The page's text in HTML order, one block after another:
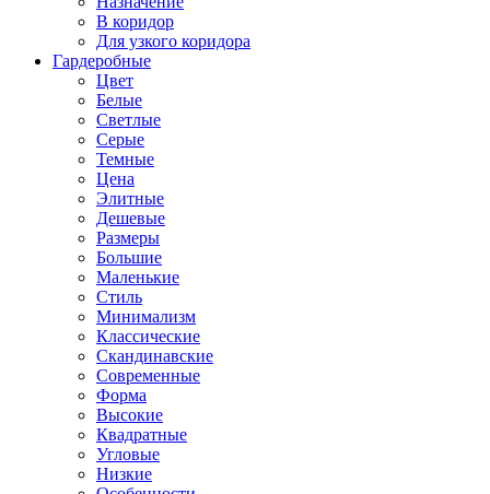
В коридор
Для узкого коридора
Гардеробные
Цвет
Белые
Светлые
Серые
Темные
Цена
Элитные
Дешевые
Размеры
Большие
Маленькие
Стиль
Минимализм
Классические
Скандинавские
Современные
Форма
Высокие
Квадратные
Угловые
Низкие